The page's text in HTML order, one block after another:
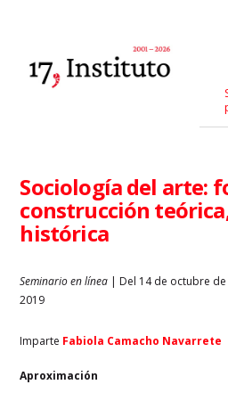
Sociología del arte:
construcción
histórica
Seminario en línea | Del 14 de octubre
2019
Imparte Fabiola Camacho Navarrete
Aproximación